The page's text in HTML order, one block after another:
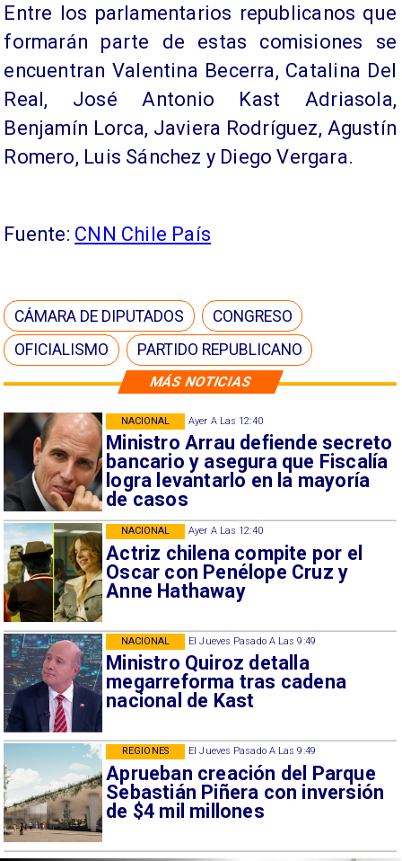
MÁS NOTICIAS
Ayer A Las 12:40
Ministro Arrau defiende secreto
bancario y asegura que Fiscalía
logra levantarlo en la mayoría
de casos
NACIONAL
Ayer A Las 12:40
Actriz chilena compite por el
Oscar con Penélope Cruz y
Anne Hathaway
NACIONAL
El Jueves Pasado A Las 9:49
Ministro Quiroz detalla
megarreforma tras cadena
nacional de Kast
NACIONAL
El Jueves Pasado A Las 9:49
Aprueban creación del Parque
Sebastián Piñera con inversión
de $4 mil millones
REGIONES
Entre los parlamentarios republicanos que
formarán parte de estas comisiones se
encuentran Valentina Becerra, Catalina Del
Real, José Antonio Kast Adriasola,
Benjamín Lorca, Javiera Rodríguez, Agustín
Romero, Luis Sánchez y Diego Vergara.
Fuente: CNN Chile País
CÁMARA DE DIPUTADOS
CONGRESO
OFICIALISMO
PARTIDO REPUBLICANO